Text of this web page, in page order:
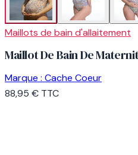
Maillots de bain d'allaitement
Maillot De Bain De
Marque : Cache Coeur
88,95 € TTC